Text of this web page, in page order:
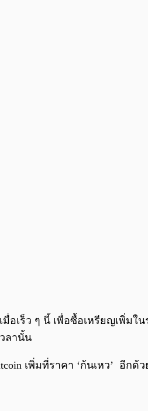
มื่อเร็ว ๆ นี้ เพื่อซื้อเหรียญเพิ่ม
ลานั้น
เพิ่มที่ราคา ‘ก้นเหว’ อีกด้ว